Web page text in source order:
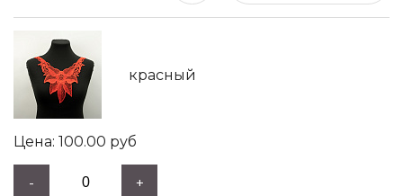
красный
100.00 руб
- +